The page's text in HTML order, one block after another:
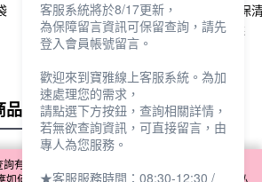
驅塵氏強韌食物耐熱
袋-小
NT$95
驅塵氏香氛環保
3入 - 多款任選
品 全站排行
有關本網站使用 cookie 方式之詳情，及若您不希
客服系統將於8/17更新，
為保障留言資訊可保留查詢，請先
登入會員帳號留言。
歡迎來到寶雅線上客服系統。為加
速處理您的需求，
請點選下方按鈕，查詢相關詳情，
若無欲查詢資訊，可直接留言，由
專人為您服務。
★客服服務時間：08:30-12:30 /